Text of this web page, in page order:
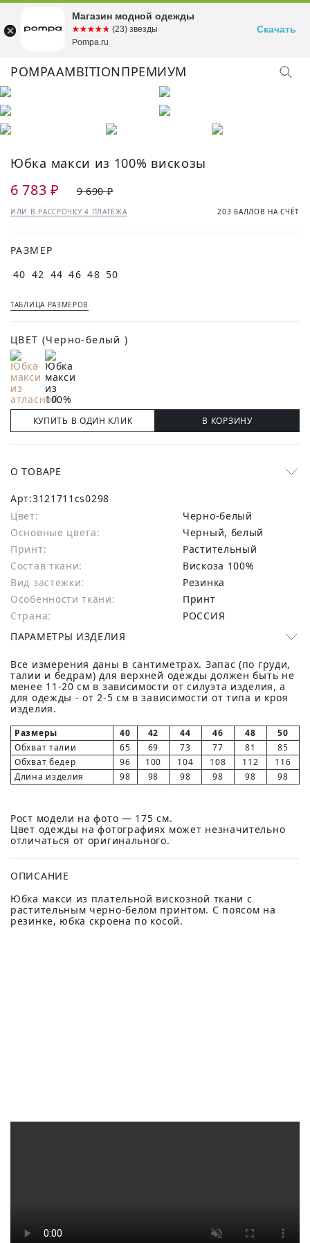
POMPAAMBITIONПРЕМИУМ
КУПИТЬ ОБРАЗ
Юбка макси из 100% вискозы
6 783 ₽ 9 690 ₽
ИЛИ В РАССРОЧКУ 4 ПЛАТЕЖА 203 БАЛЛОВ НА СЧЁТ
РАЗМЕР
40 42 44 46 48 50
ТАБЛИЦА РАЗМЕРОВ
ЦВЕТ (Черно-белый )
КУПИТЬ В ОДИН КЛИК В КОРЗИНУ
О ТОВАРЕ
Арт:3121711cs0298
Цвет:
Черно-белый
Основные цвета:
черный, белый
Принт:
Растительный
Состав ткани:
вискоза 100%
Вид застежки:
Резинка
Особенности ткани:
Принт
Страна:
РОССИЯ
ПАРАМЕТРЫ ИЗДЕЛИЯ
Все измерения даны в сантиметрах. Запас (по груди,
талии и бедрам) для верхней одежды должен быть не
менее 11-20 см в зависимости от силуэта изделия, а
для одежды - от 2-5 см в зависимости от типа и кроя
изделия.
Размеры 40 42 44 46 48
50
Обхват талии
65 69 73 77 81
85
Обхват бедер
96 100 104 108 112
116
Длина изделия
98 98 98 98 98 98
Рост модели на фото — 175 см.
Цвет одежды на фотографиях может незначительно
отличаться от оригинального.
ОПИСАНИЕ
Юбка макси из плательной вискозной ткани с
растительным черно-белом принтом. С поясом на
резинке, юбка скроена по косой.
Магазин модной одежды
☆☆☆☆☆
★★★★★ (23) звезды
Pompa.ru
Скачать